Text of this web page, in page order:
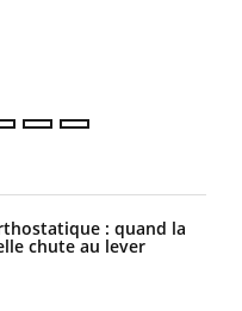
: quand la
chute au lever